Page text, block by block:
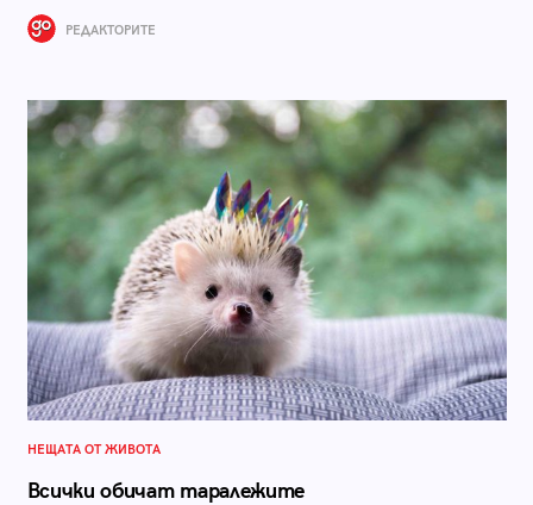
РЕДАКТОРИТЕ
НЕЩАТА ОТ ЖИВОТА
Всички обичат таралежите